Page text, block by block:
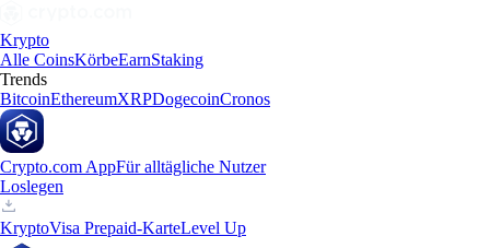
Krypto
Alle CoinsKörbeEarnStaking
Trends
BitcoinEthereumXRPDogecoinCronos
Crypto.com AppFür alltägliche Nutzer
Loslegen
KryptoVisa Prepaid-KarteLevel Up